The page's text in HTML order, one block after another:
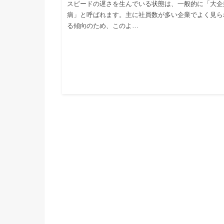
スピードの遅さを生んでいる状態は、一般的に「大
病」と呼ばれます。主に社員数が多い企業でよく見
る傾向のため、このよ…